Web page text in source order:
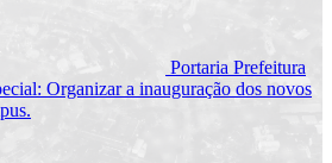
Portaria Prefeitura
Organizar a inauguração dos novos